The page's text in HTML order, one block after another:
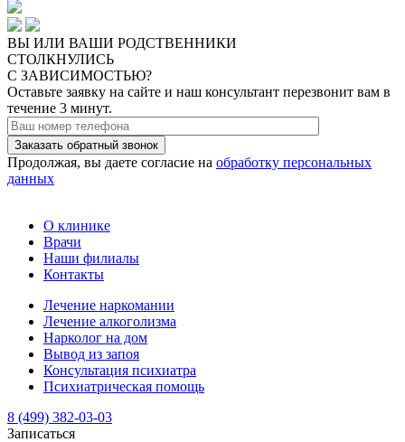
ВЫ ИЛИ ВАШИ РОДСТВЕННИКИ
СТОЛКНУЛИСЬ
C ЗАВИСИМОСТЬЮ?
Оставьте заявку на сайте и наш консультант перезвонит вам в
течение 3 минут.
Заказать обратный звонок
Продолжая, вы даете согласие на обработку персональных
данных
О клинике
Врачи
Наши филиалы
Контакты
Лечение наркомании
Лечение алкоголизма
Нарколог на дом
Вывод из запоя
Консультация психиатра
Психиатрическая помощь
8 (499) 382-03-03
Записаться